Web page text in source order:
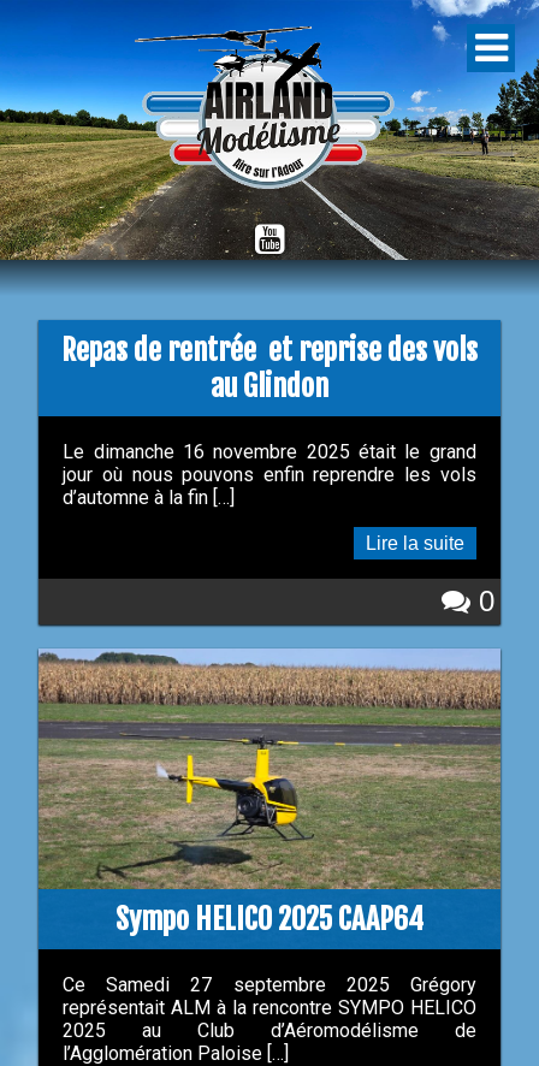
Repas de rentrée et reprise des vols
au Glindon
Le dimanche 16 novembre 2025 était le grand
jour où nous pouvons enfin reprendre les vols
d’automne à la fin […]
Lire la suite
0
Sympo HELICO 2025 CAAP64
Ce Samedi 27 septembre 2025 Grégory
représentait ALM à la rencontre SYMPO HELICO
2025 au Club d’Aéromodélisme de
l’Agglomération Paloise […]